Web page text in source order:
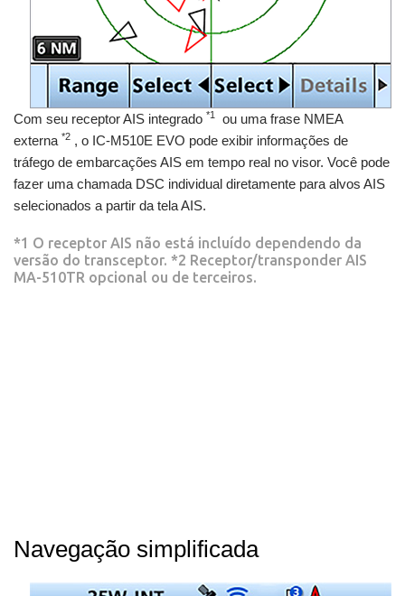
Com seu receptor AIS integrado *1
ou uma frase NMEA
externa *2 , o IC-M510E EVO pode exibir informações de
tráfego de embarcações AIS em tempo real no visor. Você pode
fazer uma chamada DSC individual diretamente para alvos AIS
selecionados a partir da tela AIS.
*1 O receptor AIS não está incluído dependendo da
versão do transceptor. *2 Receptor/transponder AIS
MA-510TR opcional ou de terceiros.
Navegação simplificada